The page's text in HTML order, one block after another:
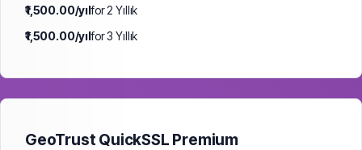
₹1,500.00/yılfor 2 Yıllık
₹1,500.00/yılfor 3 Yıllık
GeoTrust QuickSSL Premium